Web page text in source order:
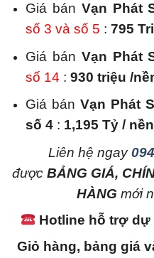
Giá bán Vạn Phát
số 3 và số 5 : 795
Giá bán Vạn Phát
số 14 : 930 triệu /
Giá bánVạn Phát
số 4: 1,195 Tỷ / nền
Liên hệ ngay
được BẢNG GIÁ,
HÀNG mới
Hotline hỗ trợ dự
Giỏ hàng, bảng giá